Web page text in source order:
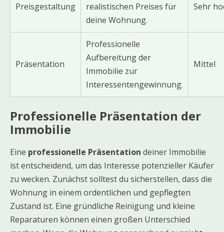
Preisgestaltung
realistischen Preises für
deine Wohnung.
Sehr
Präsentation
Professionelle
Aufbereitung der
Immobilie zur
Interessentengewinnung.
Mittel
Professionelle Präsentation der
Immobilie
Eine professionelle Präsentation deiner Immobilie
ist entscheidend, um das Interesse potenzieller Käufer
zu wecken. Zunächst solltest du sicherstellen, dass die
Wohnung in einem ordentlichen und gepflegten
Zustand ist. Eine gründliche Reinigung und kleine
Reparaturen können einen großen Unterschied